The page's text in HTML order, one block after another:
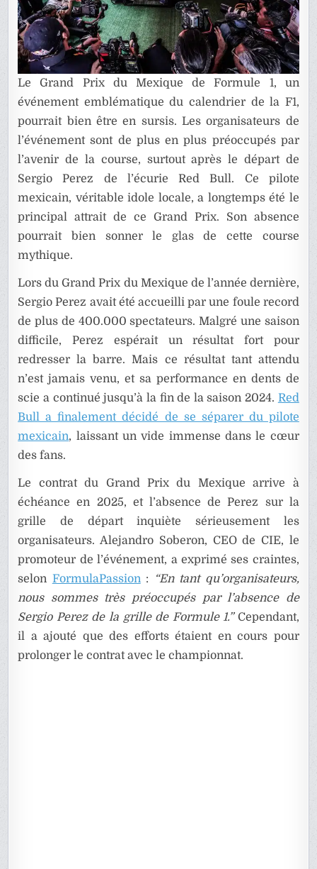
Le Grand Prix du Mexique de Formule 1, un
événement emblématique du calendrier de la F1,
pourrait bien être en sursis. Les organisateurs de
l’événement sont de plus en plus préoccupés par
l’avenir de la course, surtout après le départ de
Sergio Perez de l’écurie Red Bull. Ce pilote
mexicain, véritable idole locale, a longtemps été le
principal attrait de ce Grand Prix. Son absence
pourrait bien sonner le glas de cette course
mythique.
Lors du Grand Prix du Mexique de l’année dernière,
Sergio Perez avait été accueilli par une foule record
de plus de 400.000 spectateurs. Malgré une saison
difficile, Perez espérait un résultat fort pour
redresser la barre. Mais ce résultat tant attendu
n’est jamais venu, et sa performance en dents de
scie a continué jusqu’à la fin de la saison 2024. Red
Bull a finalement décidé de se séparer du pilote
mexicain, laissant un vide immense dans le cœur
des fans.
Le contrat du Grand Prix du Mexique arrive à
échéance en 2025, et l’absence de Perez sur la
grille de départ inquiète sérieusement les
organisateurs. Alejandro Soberon, CEO de CIE, le
promoteur de l’événement, a exprimé ses craintes,
selon FormulaPassion:
“En tant qu’organisateurs,
nous sommes très préoccupés par l’absence de
Sergio Perez de la grille de Formule 1.”Cependant,
il a ajouté que des efforts étaient en cours pour
prolonger le contrat avec le championnat.